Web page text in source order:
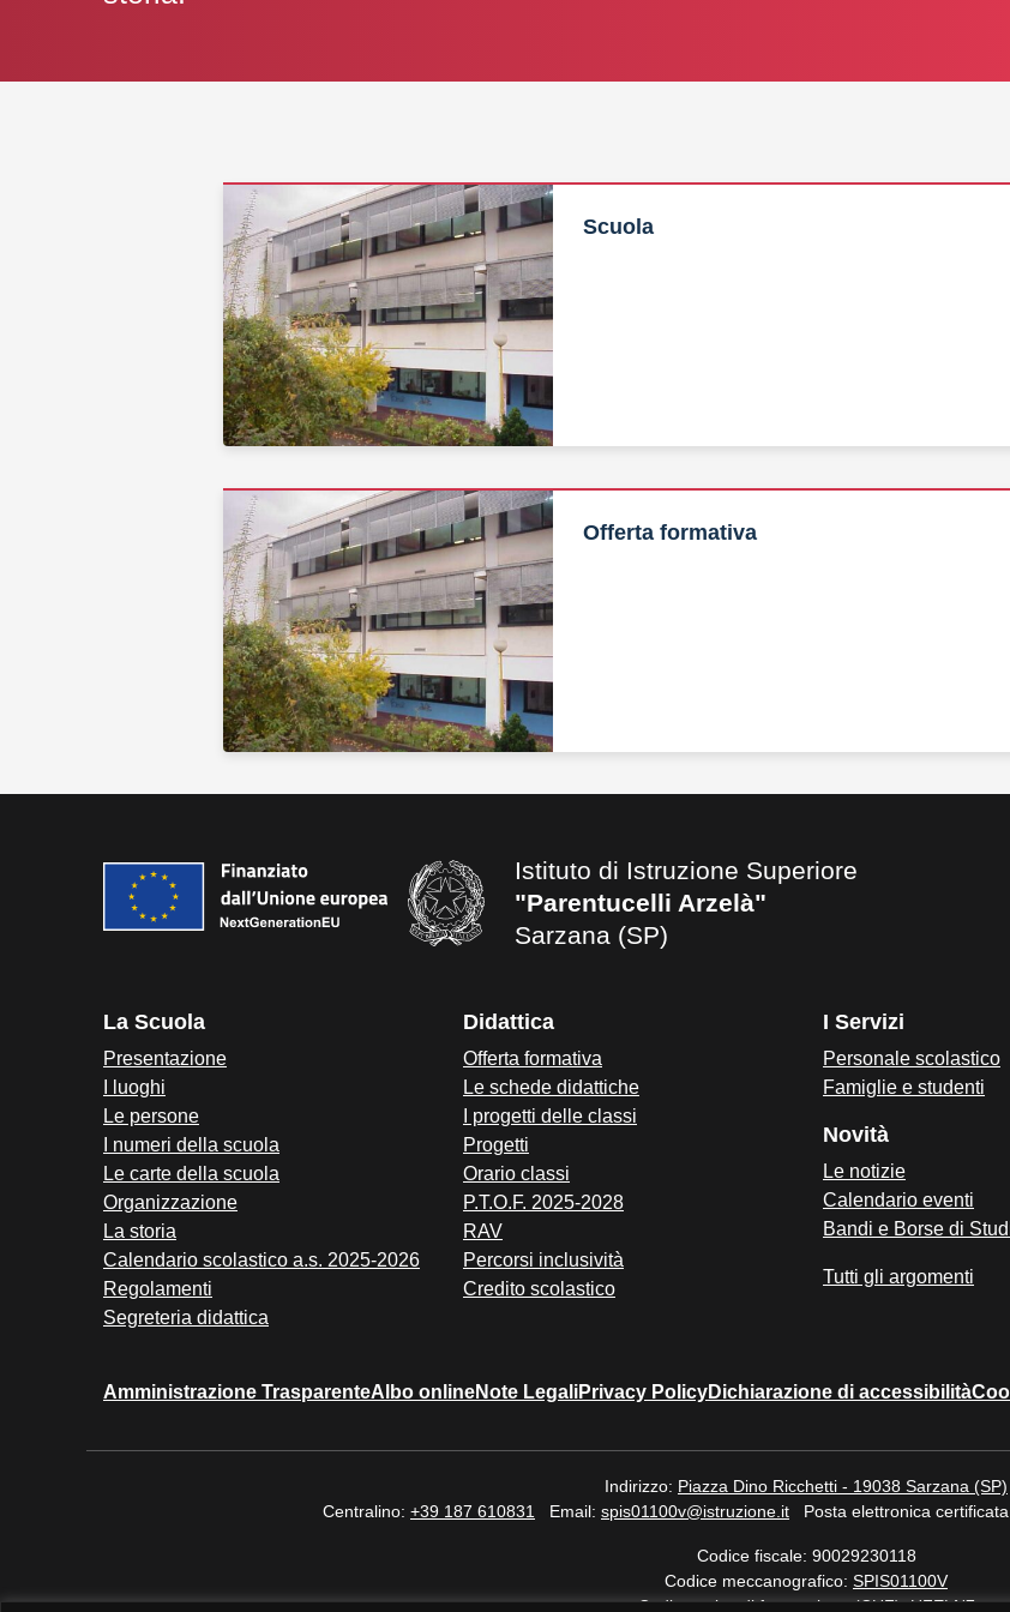
Scuola
Offerta formativa
Istituto di Istruzione Superiore
"Parentucelli Arzelà"
Sarzana (SP)
La Scuola
Presentazione
I luoghi
Le persone
I numeri della scuola
Le carte della scuola
Organizzazione
La storia
Calendario scolastico a.s. 2025-2026
Regolamenti
Segreteria didattica
Didattica
Offerta formativa
Le schede didattiche
I progetti delle classi
Progetti
Orario classi
P.T.O.F. 2025-2028
RAV
Percorsi inclusività
Credito scolastico
I Servizi
Personale scolastico
Famiglie e studenti
Novità
Le notizie
Calendario eventi
Bandi e Borse di
Tutti gli argomenti
Amministrazione TrasparenteAlbo onlineNote LegaliPrivacy PolicyDichiarazione di accessibilità
Indirizzo: Piazza Dino Ricchetti - 19038 Sarzana (SP)
Centralino: +39 187 610831 Email: spis01100v@istruzione.it Posta elettronica
Codice fiscale: 90029230118
Codice meccanografico: SPIS01100V
Codice unico di fatturazione (CUF): UFELN7